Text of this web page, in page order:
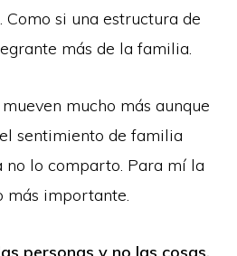
si una estructura de
más de la familia.
mucho más aunque
sentimiento de familia
no lo comparto. Para mí la
más importante.